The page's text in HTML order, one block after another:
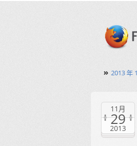
» 2013 年
11月
29
2013